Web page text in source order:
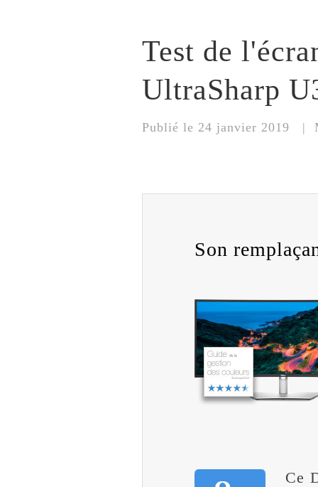
Test de
UltraSharp
Publié le 24 janvier 2019 |
Son
Ce